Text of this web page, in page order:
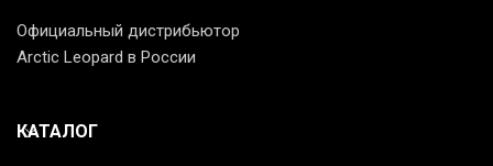
Официальный дистрибьютор
Arctic Leopard в России
КАТАЛОГ